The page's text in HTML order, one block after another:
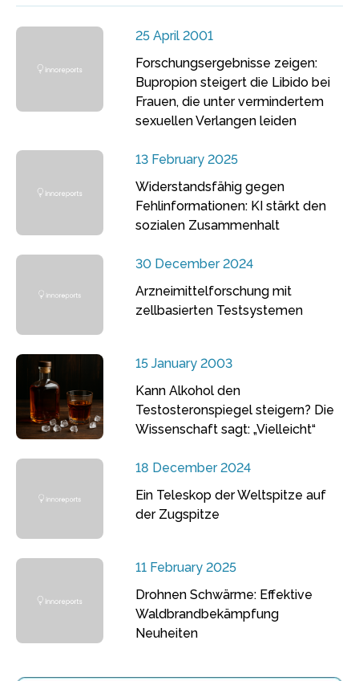
25 April 2001
Forschungsergebnisse zeigen:
Bupropion steigert die Libido bei
Frauen, die unter vermindertem
sexuellen Verlangen leiden
13 February 2025
Widerstandsfähig gegen
Fehlinformationen: KI stärkt den
sozialen Zusammenhalt
30 December 2024
Arzneimittelforschung mit
zellbasierten Testsystemen
15 January 2003
Kann Alkohol den
Testosteronspiegel steigern? Die
Wissenschaft sagt: „Vielleicht“
18 December 2024
Ein Teleskop der Weltspitze auf
der Zugspitze
11 February 2025
Drohnen Schwärme: Effektive
Waldbrandbekämpfung
Neuheiten